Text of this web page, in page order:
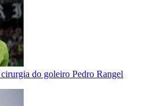
do goleiro Pedro Rangel